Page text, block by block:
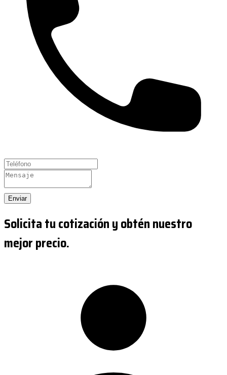
Enviar
Solicita tu cotización y obtén nuestro
mejor precio.